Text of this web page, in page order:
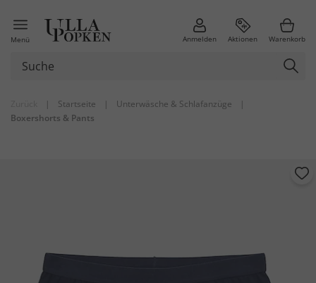
Menü Anmelden Aktionen Warenkorb
| Startseite | Unterwäsche & Schlafanzüge
|
Boxershorts & Pants